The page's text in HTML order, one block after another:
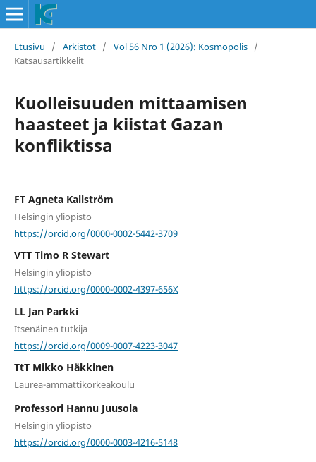
Etusivu / Arkistot / Vol 56 Nro 1 (2026): Kosmopolis /
Katsausartikkelit
Kuolleisuuden mittaamisen
haasteet ja kiistat Gazan
konfliktissa
FT Agneta Kallström
Helsingin yliopisto
https://orcid.org/0000-0002-5442-3709
VTT Timo R Stewart
Helsingin yliopisto
https://orcid.org/0000-0002-4397-656X
LL Jan Parkki
Itsenäinen tutkija
https://orcid.org/0009-0007-4223-3047
TtT Mikko Häkkinen
Laurea-ammattikorkeakoulu
Professori Hannu Juusola
Helsingin yliopisto
https://orcid.org/0000-0003-4216-5148